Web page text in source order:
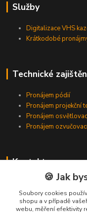
Služby
Digitalizace VHS
Krátkodobé
Technické
Pronájem pódií
Pronájem projekční
Pronájem
Pronájem
Kontakty
Zákaznická
+420
(Po-Pá, 9-16
🍪 Jak
Soubory cookies
shopu a v případě
webu, měření efektivity